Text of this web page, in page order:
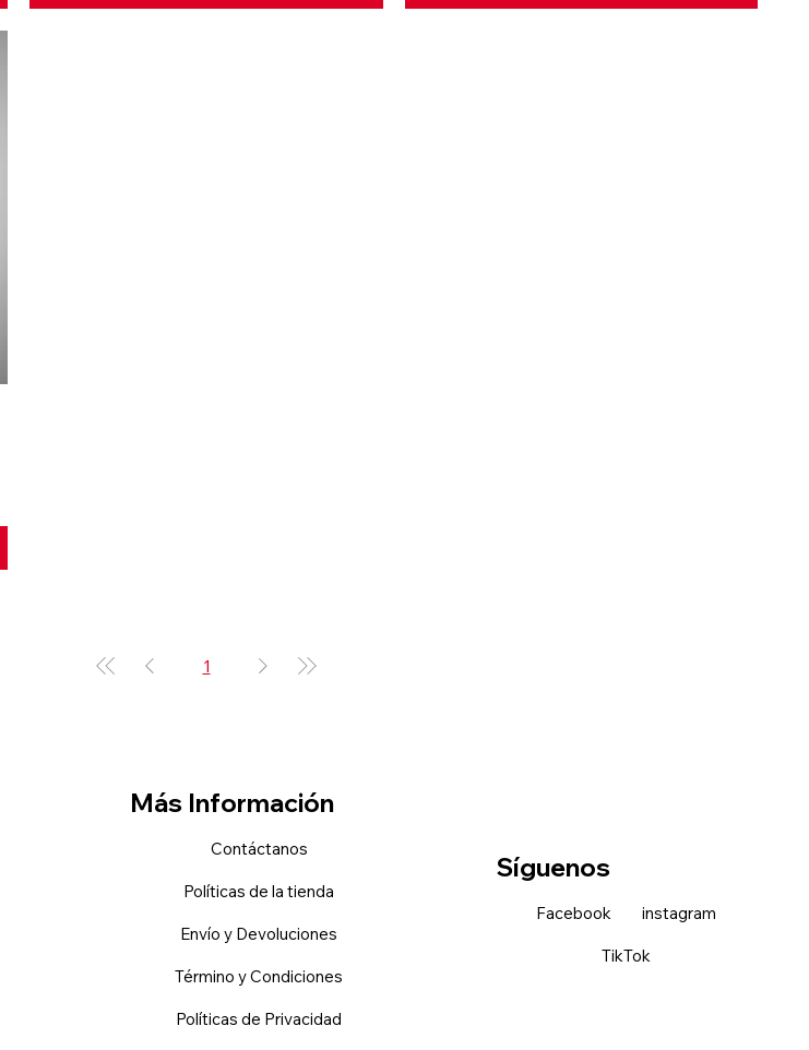
1
Más Información
Contáctanos
Políticas de la tienda
Envío y Devoluciones
Término y Condiciones
Políticas de Privacidad
Síguenos
Facebook instagram
TikTok